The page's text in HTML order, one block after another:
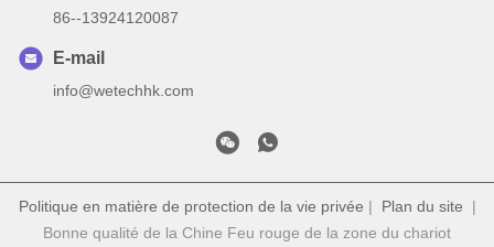
86--13924120087
E-mail
info@wetechhk.com
Politique en matière de protection de la vie privée | Plan du site |
Bonne qualité de la Chine Feu rouge de la zone du chariot